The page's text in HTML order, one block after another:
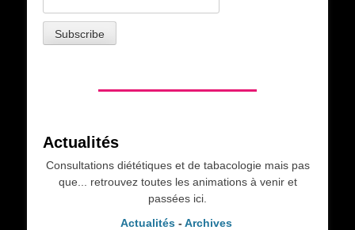
Actualités
Consultations diététiques et de tabacologie mais pas
que... retrouvez toutes les animations à venir et
passées ici.
Actualités- Archives